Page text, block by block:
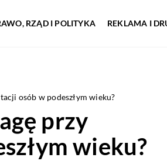
RZĄD I POLITYKA REKLAMA I
osób w podeszłym wieku?
przy
wieku?